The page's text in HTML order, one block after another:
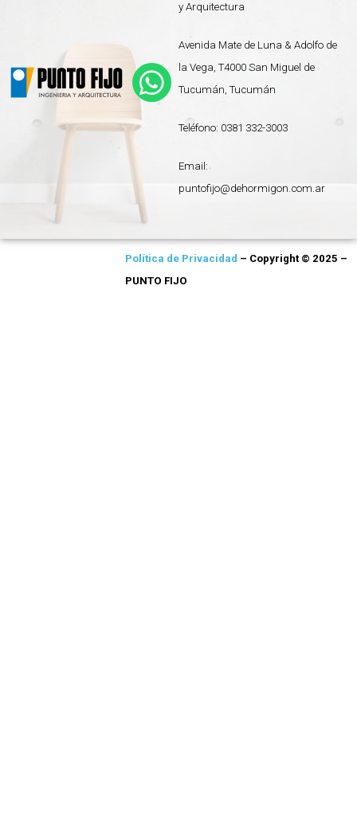
y Arquitectura
Avenida Mate de Luna & Adolfo de
la Vega, T4000 San Miguel de
Tucumán, Tucumán
Teléfono: 0381 332-3003
Email:
puntofijo@dehormigon.com.ar
Política de Privacidad – Copyright © 2025 –
PUNTO FIJO